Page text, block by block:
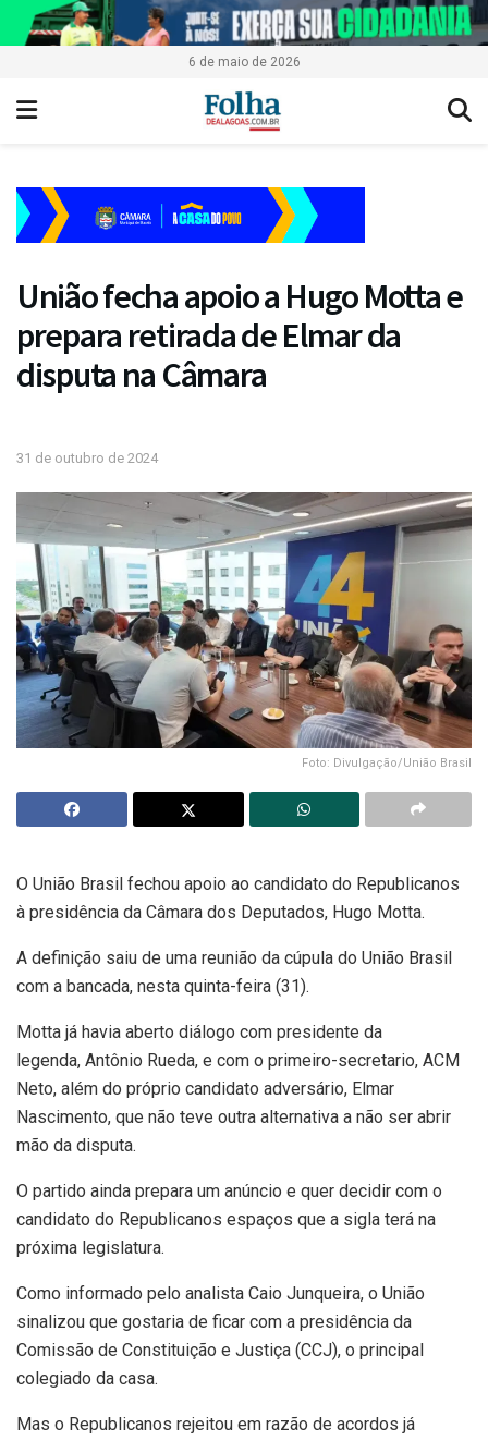
6 de maio de 2026
União fecha apoio a Hugo Motta e
prepara retirada de Elmar da
disputa na Câmara
31 de outubro de 2024
Foto: Divulgação/União Brasil
O União Brasil fechou apoio ao candidato do Republicanos
à presidência da Câmara dos Deputados, Hugo Motta.
A definição saiu de uma reunião da cúpula do União Brasil
com a bancada, nesta quinta-feira (31).
Motta já havia aberto diálogo com presidente da
legenda, Antônio Rueda, e com o primeiro-secretario, ACM
Neto, além do próprio candidato adversário, Elmar
Nascimento, que não teve outra alternativa a não ser abrir
mão da disputa.
O partido ainda prepara um anúncio e quer decidir com o
candidato do Republicanos espaços que a sigla terá na
próxima legislatura.
Como informado pelo analista Caio Junqueira, o União
sinalizou que gostaria de ficar com a presidência da
Comissão de Constituição e Justiça (CCJ), o principal
colegiado da casa.
Mas o Republicanos rejeitou em razão de acordos já